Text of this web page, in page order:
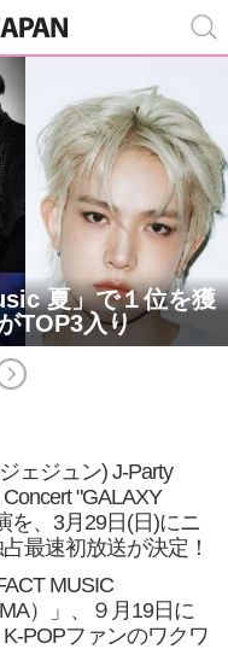
夏」で１位を獲
TOP3入り
ェジュン) J-Party
"GALAXY
を、3月29日(日)にニ
最速初放送が決定！
MUSIC
）」、９月19日に
POPファンのワクワ